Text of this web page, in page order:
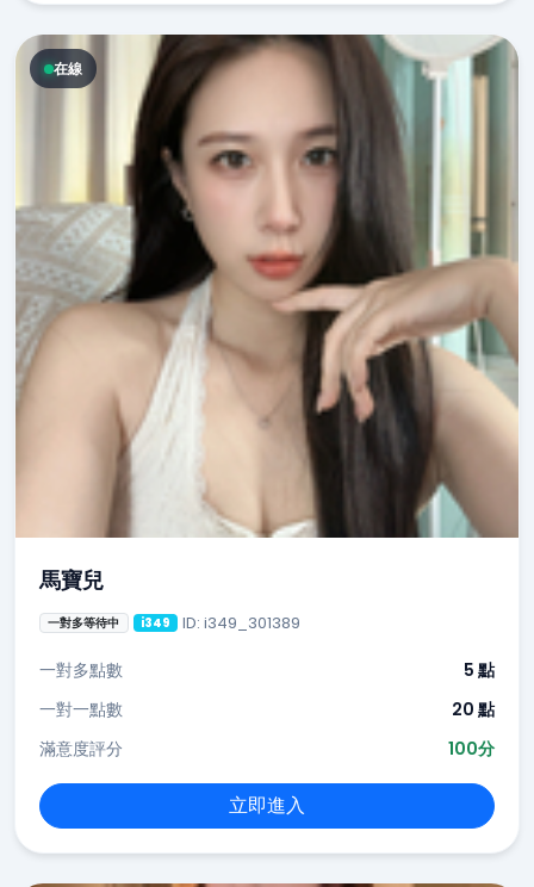
在線
馬寶兒
一對多等待中 i349 ID: i349_301389
一對多點數
5 點
一對一點數
20 點
滿意度評分
100分
立即進入